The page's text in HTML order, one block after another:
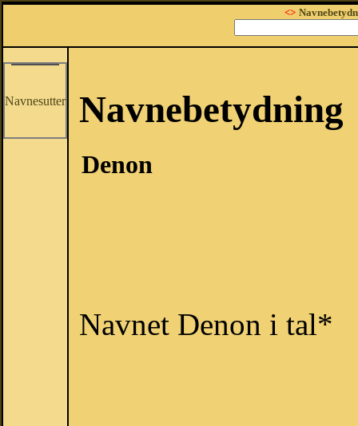
<>
Navnesutter Navnebetydning
Denon
Navnet Denon i tal*